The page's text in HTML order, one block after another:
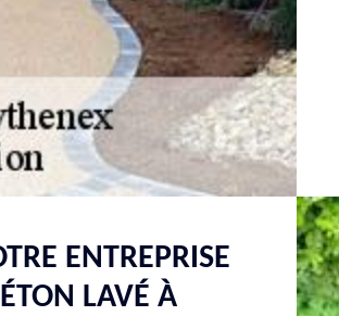
ENTREPRISE
LAVÉ À